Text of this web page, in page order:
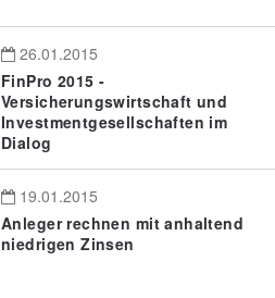
26.01.2015
FinPro 2015 -
Versicherungswirtschaft und
Investmentgesellschaften im
Dialog
19.01.2015
Anleger rechnen mit anhaltend
niedrigen Zinsen